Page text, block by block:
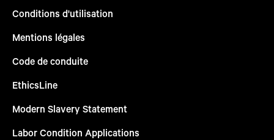
Conditions d'utilisation
Mentions légales
Code de conduite
EthicsLine
Modern Slavery Statement
Labor Condition Applications